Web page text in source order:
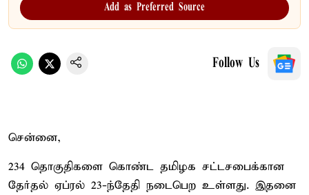
Add as Preferred Source
Follow Us
சென்னை,
234 தொகுதிகளை கொண்ட தமிழக சட்டசபைக்கான
தேர்தல் ஏப்ரல் 23-ந்தேதி நடைபெற உள்ளது. இதனை